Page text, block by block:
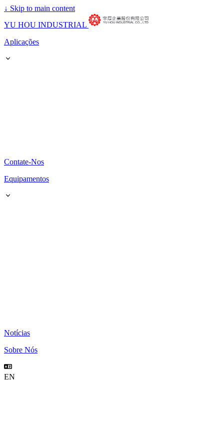
↓ Skip to main content
YU HOU INDUSTRIAL
Aplicações
Contate-Nos
Equipamentos
Notícias
Sobre Nós
EN